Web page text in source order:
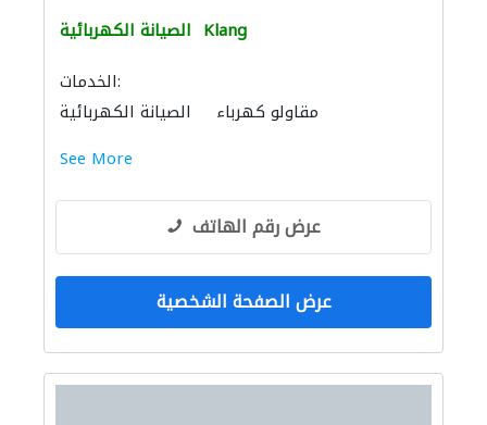
الصيانة الكهربائية Klang
الخدمات:
الصيانة الكهربائية
مقاولو كهرباء
See More
عرض رقم الهاتف
عرض الصفحة الشخصية